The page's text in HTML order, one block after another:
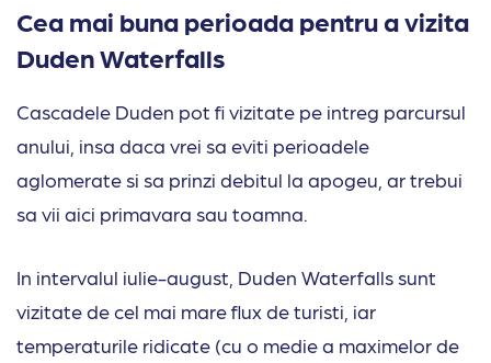
Cea mai buna perioada pentru a vizita
Duden Waterfalls
Cascadele Duden pot fi vizitate pe intreg parcursul
anului, insa daca vrei sa eviti perioadele
aglomerate si sa prinzi debitul la apogeu, ar trebui
sa vii aici primavara sau toamna.
In intervalul iulie-august, Duden Waterfalls sunt
vizitate de cel mai mare flux de turisti, iar
temperaturile ridicate (cu o medie a maximelor de